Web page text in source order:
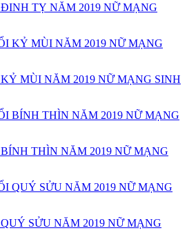
TỴ NĂM 2019 NỮ MẠNG
MÙI NĂM 2019 NỮ MẠNG SINH
THÌN NĂM 2019 NỮ MẠNG
SỬU NĂM 2019 NỮ MẠNG